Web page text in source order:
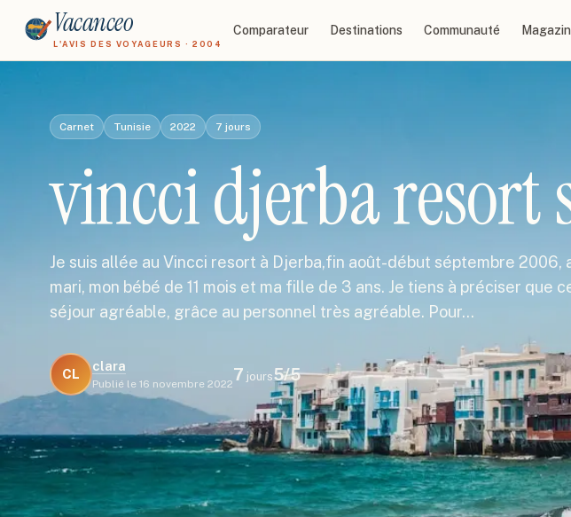
Vacanceo
L'AVIS DES VOYAGEURS · 2004
Comparateur Destinations Communauté
Carnet Tunisie 2022 7 jours
vincci djerba resort
Je suis allée au Vincci resort à Djerba,fin août-début séptembre 2006,
mari, mon bébé de 11 mois et ma fille de 3 ans. Je tiens à préciser que
séjour agréable, grâce au personnel très agréable. Pour…
CL
clara
Publié le 16 novembre 2022
7 jours5/5